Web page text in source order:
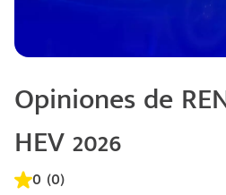
Opiniones de
HEV 2026
0 (0)